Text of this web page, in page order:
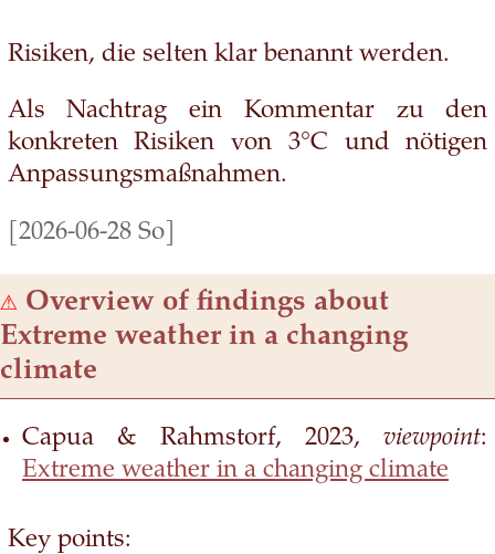
Risiken, die selten klar benannt werden.
Als Nachtrag ein Kommentar zu den
konkreten Risiken von 3°C und nötigen
Anpassungsmaßnahmen.
[2026-06-28 So]
⚠ Overview of findings about
Extreme weather in a changing
climate
Capua & Rahmstorf, 2023,viewpoint:
Extreme weather in a changing climate
Key points: